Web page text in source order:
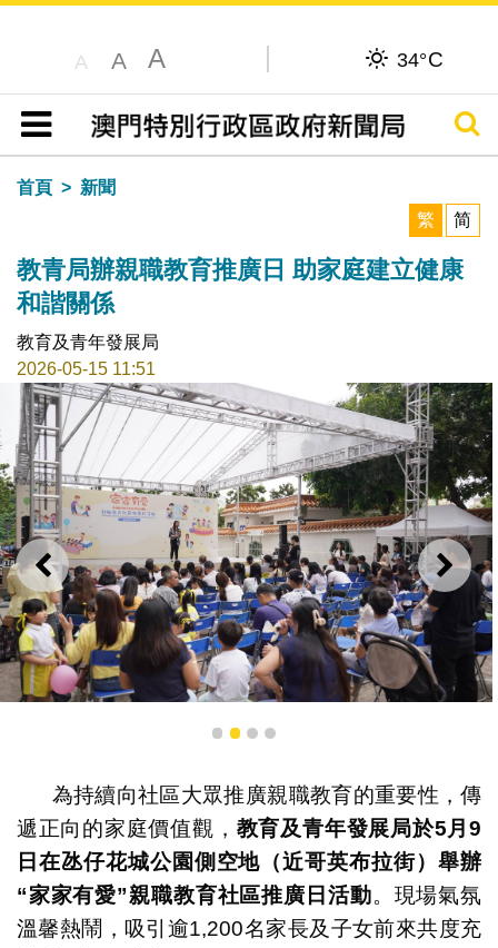
A A A 34°C
目錄
搜尋
首頁
新聞
繁
简
教青局辦親職教育推廣日 助家庭建立健康
和諧關係
教育及青年發展局
2026-05-15 11:51
上一則 下一
“家長學堂”專題短講
1 2 3 4
為持續向社區大眾推廣親職教育的重要性，傳
遞正向的家庭價值觀， 教育及青年發展局於5月9
日在氹仔花城公園側空地（近哥英布拉街）舉辦
“家家有愛”親職教育社區推廣日活動。現場氣氛
溫馨熱鬧，吸引逾1,200名家長及子女前來共度充